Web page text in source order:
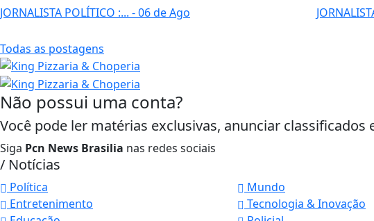
JORNALISTA POLÍTICO :... - 06 de Ago
Todas as postagens
Não possui uma conta?
Você pode ler matérias exclusivas, anunciar classificados
Siga Pcn News Brasilia nas redes sociais
/ Notícias
Política
Mundo
Entretenimento
Tecnologia & Inovação